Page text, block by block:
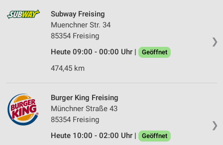
❯
Subway Freising
Muenchner Str. 34
85354 Freising
Heute 09:00 - 00:00 Uhr |
Geöffnet
474,45 km
❯
Burger King Freising
Münchner Straße 43
85354 Freising
Heute 10:00 - 02:00 Uhr |
Geöffnet